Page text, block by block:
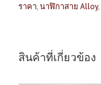
ราคา,นาฬิกาสาย Alloy,
สินค้าที่เกี่ยวข้อง